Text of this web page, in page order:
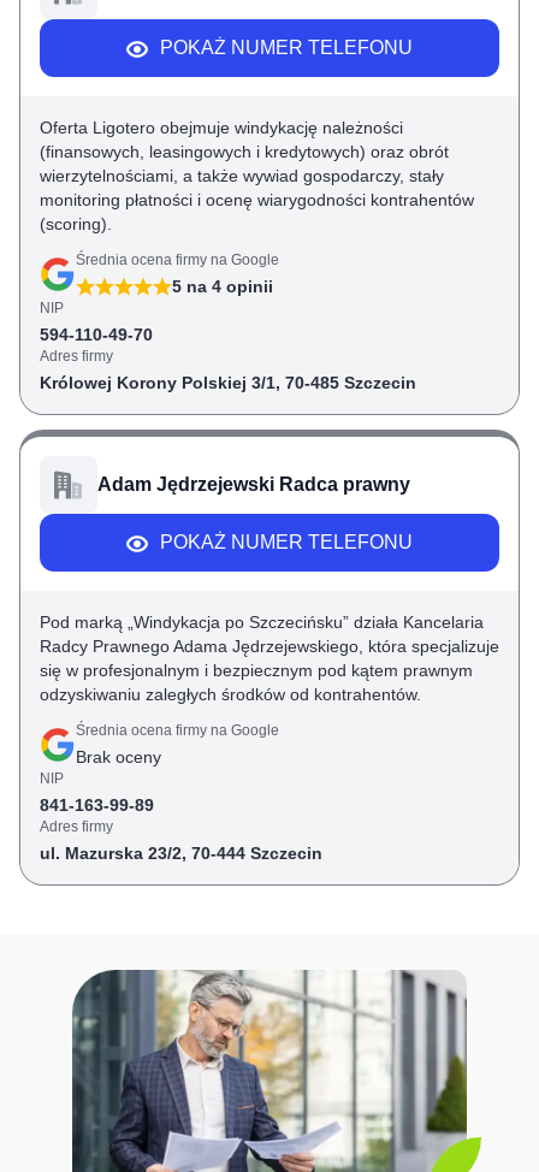
POKAŻ NUMER TELEFONU
Oferta Ligotero obejmuje windykację należności
(finansowych, leasingowych i kredytowych) oraz obrót
wierzytelnościami, a także wywiad gospodarczy, stały
monitoring płatności i ocenę wiarygodności kontrahentów
(scoring).
Średnia ocena firmy na Google
5 na 4 opinii
NIP
594-110-49-70
Adres firmy
Królowej Korony Polskiej 3/1, 70-485 Szczecin
Adam Jędrzejewski Radca prawny
POKAŻ NUMER TELEFONU
Pod marką „Windykacja po Szczecińsku” działa Kancelaria
Radcy Prawnego Adama Jędrzejewskiego, która specjalizuje
się w profesjonalnym i bezpiecznym pod kątem prawnym
odzyskiwaniu zaległych środków od kontrahentów.
Średnia ocena firmy na Google
Brak oceny
NIP
841-163-99-89
Adres firmy
ul. Mazurska 23/2, 70-444 Szczecin